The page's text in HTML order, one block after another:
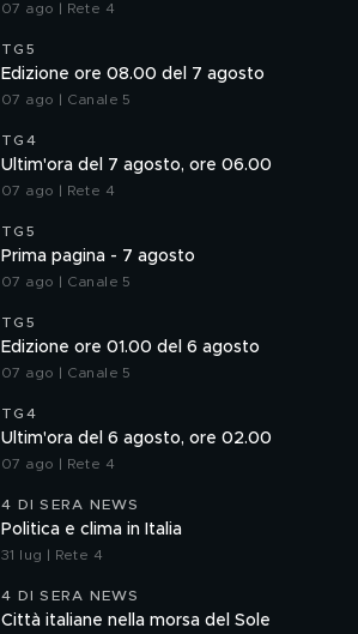
07 ago | Rete 4
TG5
Edizione ore 08.00 del 7 agosto
07 ago | Canale 5
TG4
Ultim'ora del 7 agosto, ore 06.00
07 ago | Rete 4
TG5
Prima pagina - 7 agosto
07 ago | Canale 5
TG5
Edizione ore 01.00 del 6 agosto
07 ago | Canale 5
TG4
Ultim'ora del 6 agosto, ore 02.00
07 ago | Rete 4
4 DI SERA NEWS
Politica e clima in Italia
31 lug | Rete 4
4 DI SERA NEWS
Città italiane nella morsa del Sole